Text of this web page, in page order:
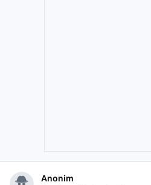
Anonim